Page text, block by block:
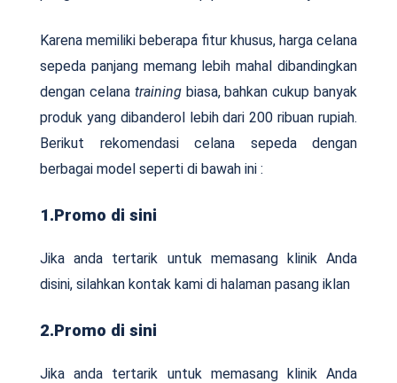
Karena memiliki beberapa fitur khusus, harga celana
sepeda panjang memang lebih mahal dibandingkan
dengan celana training biasa, bahkan cukup banyak
produk yang dibanderol lebih dari 200 ribuan rupiah.
Berikut rekomendasi celana sepeda dengan
berbagai model seperti di bawah ini :
1.Promo di sini
Jika anda tertarik untuk memasang klinik Anda
disini, silahkan kontak kami di halaman pasang iklan
2.Promo di sini
Jika anda tertarik untuk memasang klinik Anda